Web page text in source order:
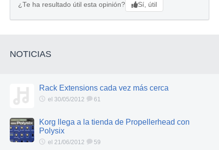
¿Te ha resultado útil esta opinión? Sí, útil
NOTICIAS
Rack Extensions cada vez más cerca
el 30/05/2012 61
Korg llega a la tienda de Propellerhead con
Polysix
el 21/06/2012 59